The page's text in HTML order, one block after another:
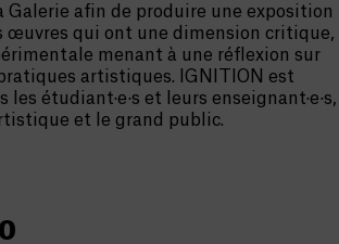
Galerie afin de produire une exposition
œuvres qui ont une dimension critique,
menant à une réflexion sur
artistiques. IGNITION est
les étudiant·e·s et leurs enseignant·e·s,
et le grand public.